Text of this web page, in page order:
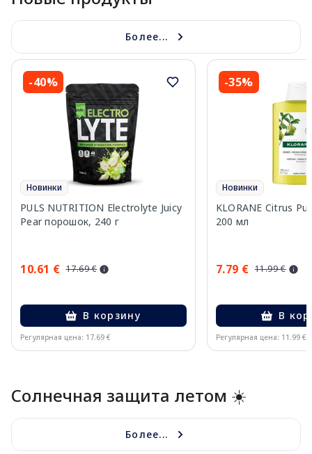
Более...
-40%
Новинки
PULS NUTRITION Electrolyte Juicy
Pear порошок, 240 г
10.61 € 17.69 €
В корзину
Регулярная цена: 17.69 €
-35%
Новинки
KLORANE Citrus
200 мл
7.79 € 11.99 €
В
Регулярная цена: 11.99 €
Солнечная защита летом ☀️
Более...